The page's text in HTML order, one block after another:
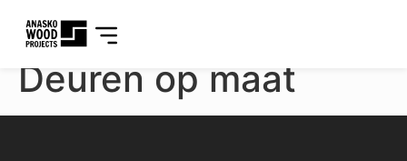
Deuren op maat